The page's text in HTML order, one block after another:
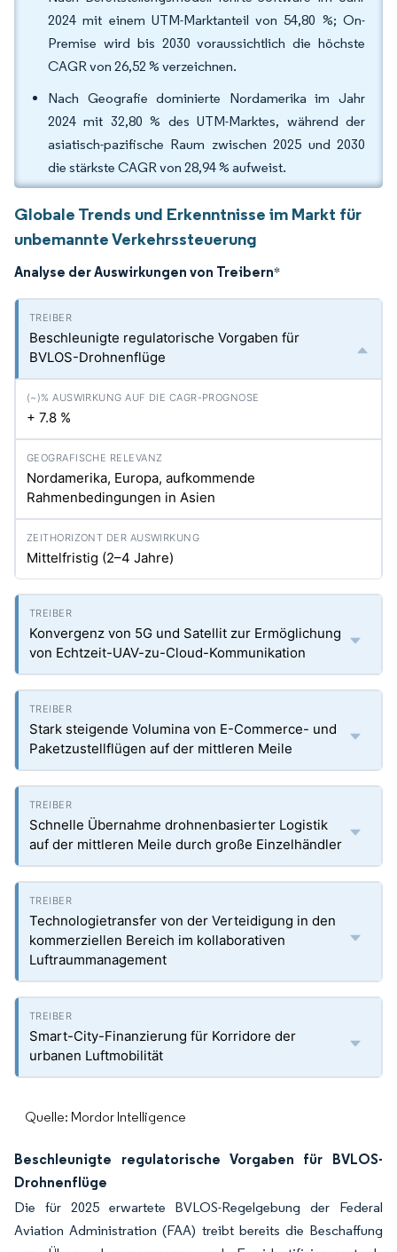
2024 mit einem UTM-Marktanteil von 54,80 %; On-
Premise wird bis 2030 voraussichtlich die höchste
CAGR von 26,52 % verzeichnen.
Nach Geografie dominierte Nordamerika im Jahr
2024 mit 32,80 % des UTM-Marktes, während der
asiatisch-pazifische Raum zwischen 2025 und 2030
die stärkste CAGR von 28,94 % aufweist.
Globale Trends und Erkenntnisse im Markt für
unbemannte Verkehrssteuerung
Analyse der Auswirkungen von Treibern*
Beschleunigte regulatorische Vorgaben für
BVLOS-Drohnenflüge
+ 7.8 %
Nordamerika, Europa, aufkommende
Rahmenbedingungen in Asien
Mittelfristig (2–4 Jahre)
Konvergenz von 5G und Satellit zur Ermöglichung
von Echtzeit-UAV-zu-Cloud-Kommunikation
Stark steigende Volumina von E-Commerce- und
Paketzustellflügen auf der mittleren Meile
Schnelle Übernahme drohnenbasierter Logistik
auf der mittleren Meile durch große Einzelhändler
Technologietransfer von der Verteidigung in den
kommerziellen Bereich im kollaborativen
Luftraummanagement
Smart-City-Finanzierung für Korridore der
urbanen Luftmobilität
Quelle: Mordor Intelligence
Beschleunigte regulatorische Vorgaben für BVLOS-
Drohnenflüge
Die für 2025 erwartete BVLOS-Regelgebung der Federal
Aviation Administration (FAA) treibt bereits die Beschaffung